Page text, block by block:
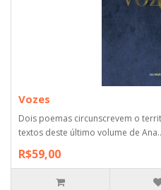
Vozes
Dois poemas circunscrevem o
textos deste último volume de Ana..
R$59,00